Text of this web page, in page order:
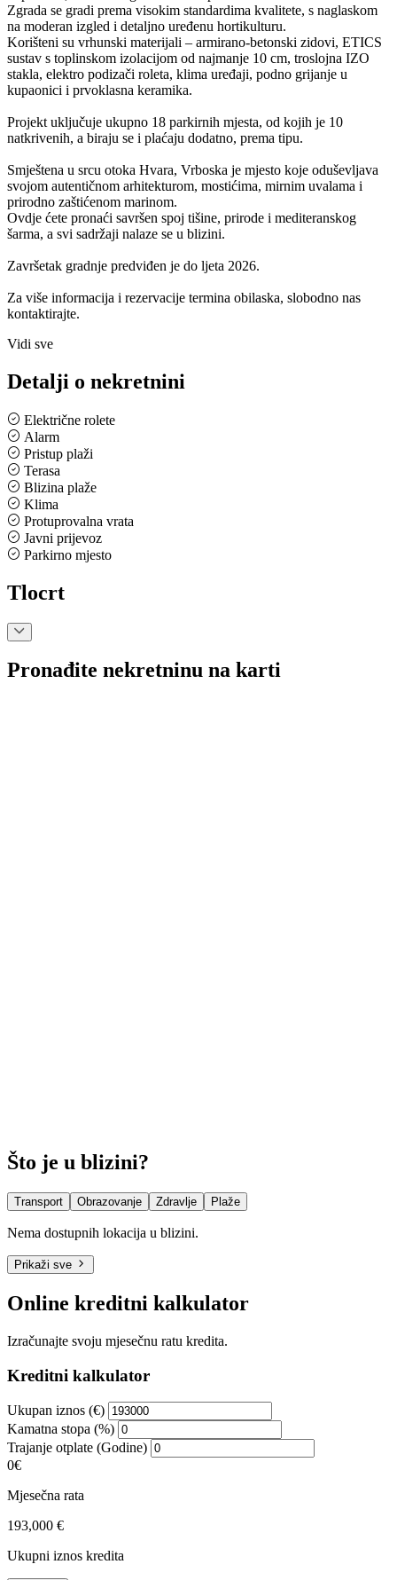
Zgrada se gradi prema visokim standardima kvalitete, s naglaskom
na moderan izgled i detaljno uređenu hortikulturu.
Korišteni su vrhunski materijali – armirano-betonski zidovi, ETICS
sustav s toplinskom izolacijom od najmanje 10 cm, troslojna IZO
stakla, elektro podizači roleta, klima uređaji, podno grijanje u
kupaonici i prvoklasna keramika.
Projekt uključuje ukupno 18 parkirnih mjesta, od kojih je 10
natkrivenih, a biraju se i plaćaju dodatno, prema tipu.
Smještena u srcu otoka Hvara, Vrboska je mjesto koje oduševljava
svojom autentičnom arhitekturom, mostićima, mirnim uvalama i
prirodno zaštićenom marinom.
Ovdje ćete pronaći savršen spoj tišine, prirode i mediteranskog
šarma, a svi sadržaji nalaze se u blizini.
Završetak gradnje predviđen je do ljeta 2026.
Za više informacija i rezervacije termina obilaska, slobodno nas
kontaktirajte.
Vidi sve
Detalji o nekretnini
Električne rolete
Alarm
Pristup plaži
Terasa
Blizina plaže
Klima
Protuprovalna vrata
Javni prijevoz
Parkirno mjesto
Tlocrt
Pronađite nekretninu na karti
Što je u blizini?
Transport Obrazovanje Zdravlje Plaže
Nema dostupnih lokacija u blizini.
Prikaži sve
Online kreditni kalkulator
Izračunajte svoju mjesečnu ratu kredita.
Kreditni kalkulator
Ukupan iznos (€)
Kamatna stopa (%)
Trajanje otplate (Godine)
0€
Mjesečna rata
193,000 €
Ukupni iznos kredita